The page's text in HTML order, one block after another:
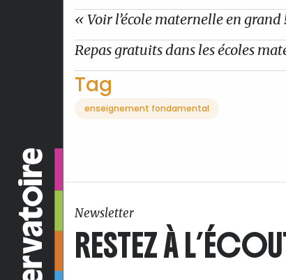
« Voir l’école maternelle en
Repas gratuits dans les écoles
Tag
enseignement fondamental
Newsletter
RESTEZ À